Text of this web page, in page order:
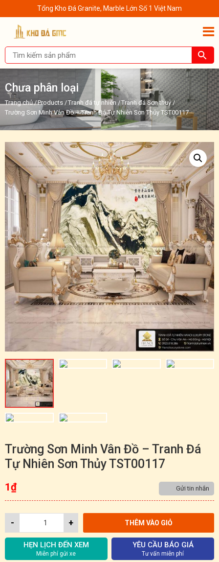
Tổng Kho Đá Granite, Marble Lớn Số 1 Việt Nam
Chưa phân loại
Trang chủ/Products /Tranh đá tự nhiên /Tranh đá Sơn thuỷ/
Trường Sơn Minh Vân Đồ – Tranh Đá Tự Nhiên Sơn Thủy TST00117
Trường Sơn Minh Vân Đồ – Tranh Đá
Tự Nhiên Sơn Thủy TST00117
1₫ Gửi tin nhắn
+
- THÊM VÀO GIỎ
HẸN LỊCH ĐẾN XEM
Miễn phí gửi xe
YÊU CẦU BÁO GIÁ
Tư vấn miễn phí